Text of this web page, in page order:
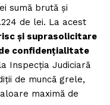
sumă brută și
de lei. La acest
și suprasolicitare
confidențialitate
Inspecția Judiciară
de muncă grele,
maximă de